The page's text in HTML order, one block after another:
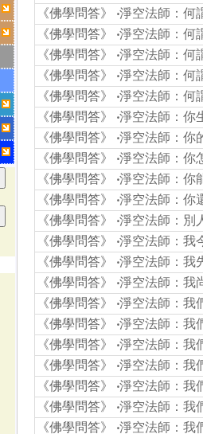
《佛學問答》 ‧淨空法師：何
《佛學問答》 ‧淨空法師：何
《佛學問答》 ‧淨空法師：何
《佛學問答》 ‧淨空法師：何
《佛學問答》 ‧淨空法師：何
《佛學問答》 ‧淨空法師：你
《佛學問答》 ‧淨空法師：你
《佛學問答》 ‧淨空法師：你
《佛學問答》 ‧淨空法師：你
《佛學問答》 ‧淨空法師：你
《佛學問答》 ‧淨空法師：別
《佛學問答》 ‧淨空法師：我
《佛學問答》 ‧淨空法師：我
《佛學問答》 ‧淨空法師：我
《佛學問答》 ‧淨空法師：我
《佛學問答》 ‧淨空法師：我
《佛學問答》 ‧淨空法師：我
《佛學問答》 ‧淨空法師：我
《佛學問答》 ‧淨空法師：我
《佛學問答》 ‧淨空法師：我
《佛學問答》 ‧淨空法師：我